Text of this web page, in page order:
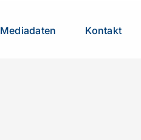
Mediadaten Kontakt